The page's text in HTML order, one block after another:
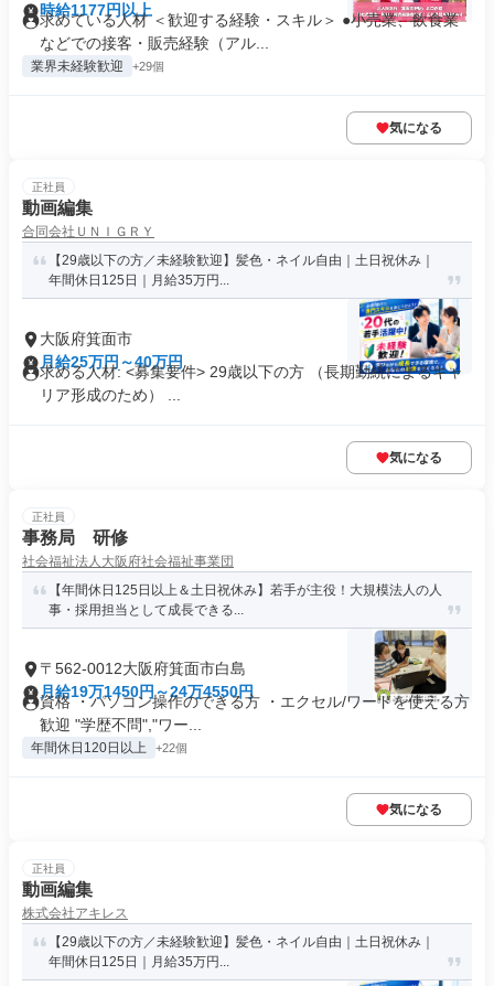
時給1177円以上
求めている人材 ＜歓迎する経験・スキル＞ ●小売業、飲食業
などでの接客・販売経験（アル...
業界未経験歓迎 +29個
気になる
正社員
動画編集
合同会社ＵＮＩＧＲＹ
【29歳以下の方／未経験歓迎】髪色・ネイル自由｜土日祝休み｜
年間休日125日｜月給35万円...
大阪府箕面市
月給25万円～40万円
求める人材: <募集要件> 29歳以下の方 （長期勤続によるキャ
リア形成のため） ...
気になる
正社員
事務局 研修
社会福祉法人大阪府社会福祉事業団
【年間休日125日以上＆土日祝休み】若手が主役！大規模法人の人
事・採用担当として成長できる...
〒562-0012大阪府箕面市白島
月給19万1450円～24万4550円
資格 ・パソコン操作のできる方 ・エクセル/ワードを使える方
歓迎 "学歴不問","ワー...
年間休日120日以上 +22個
気になる
正社員
動画編集
株式会社アキレス
【29歳以下の方／未経験歓迎】髪色・ネイル自由｜土日祝休み｜
年間休日125日｜月給35万円...